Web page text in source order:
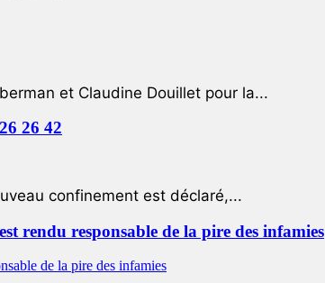
et Claudine Douillet pour la...
26 42
confinement est déclaré,...
rendu responsable de la pire des infamies